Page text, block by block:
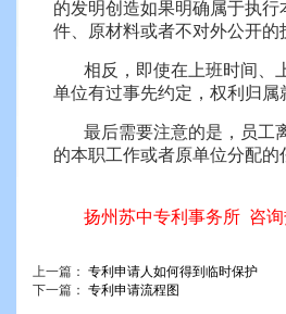
的发明创造如果明确属于执
件、原材料或者不对外公开
相反，即使在上班时间、
单位有过事先约定，权利归属
最后需要注意的是，员工
的本职工作或者原单位分配
扬州苏中专利事务所 咨询
上一篇： 专利申请人如何得到临时保护
下一篇： 专利申请流程图